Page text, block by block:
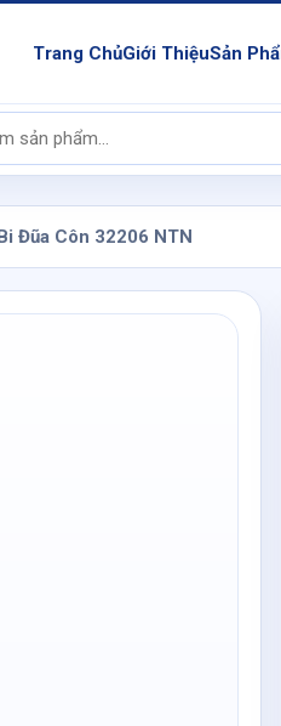
Trang ChủGiới ThiệuSản
Đũa Côn 32206 NTN